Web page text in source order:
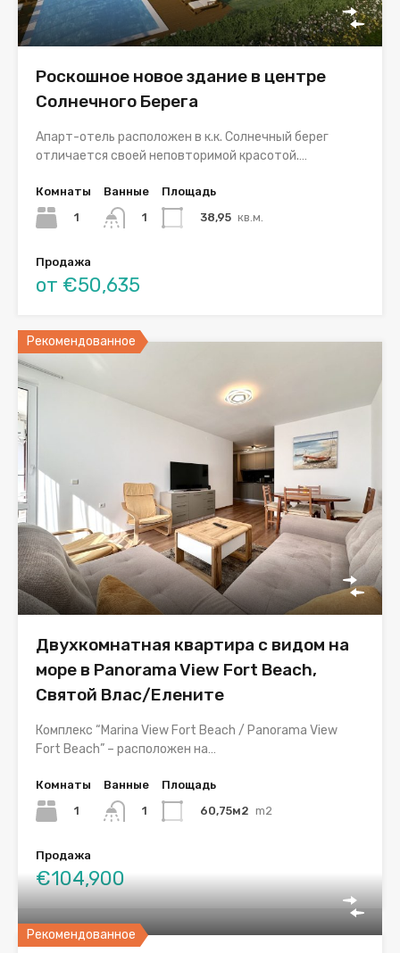
Роскошное новое здание в центре
Солнечного Берега
Апарт-отель расположен в к.к. Солнечный берег
отличается своей неповторимой красотой.…
Комнаты
1
Ванные
1
Площадь
38,95 кв.м.
Продажа
от €50,635
Рекомендованное
Двухкомнатная квартира с видом на
море в Panorama View Fort Beach,
Святой Влас/Елените
Комплекс “Marina View Fort Beach / Panorama View
Fort Beach” – расположен на…
Комнаты
1
Ванные
1
Площадь
60,75м2 m2
Продажа
€104,900
Рекомендованное